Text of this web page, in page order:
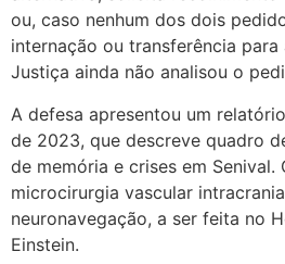
ou, caso nenhum dos dois
internação ou transferência
Justiça ainda não analisou o
A defesa apresentou um
de 2023, que descreve quadro
de memória e crises em Senival.
microcirurgia vascular
neuronavegação, a ser feita no
Einstein.